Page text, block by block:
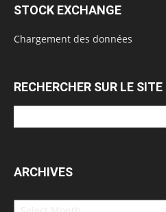
STOCK EXCHANGE
Chargement des données
RECHERCHER SUR LE SITE
ARCHIVES
Archives